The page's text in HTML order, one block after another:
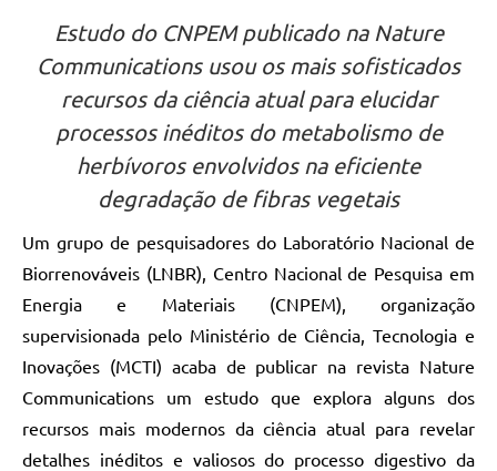
Estudo do CNPEM publicado na Nature
Communications usou os mais sofisticados
recursos da ciência atual para elucidar
processos inéditos do metabolismo de
herbívoros envolvidos na eficiente
degradação de fibras vegetais
Um grupo de pesquisadores do Laboratório Nacional de
Biorrenováveis (LNBR), Centro Nacional de Pesquisa em
Energia e Materiais (CNPEM), organização
supervisionada pelo Ministério de Ciência, Tecnologia e
Inovações (MCTI) acaba de publicar na revista Nature
Communications um estudo que explora alguns dos
recursos mais modernos da ciência atual para revelar
detalhes inéditos e valiosos do processo digestivo da